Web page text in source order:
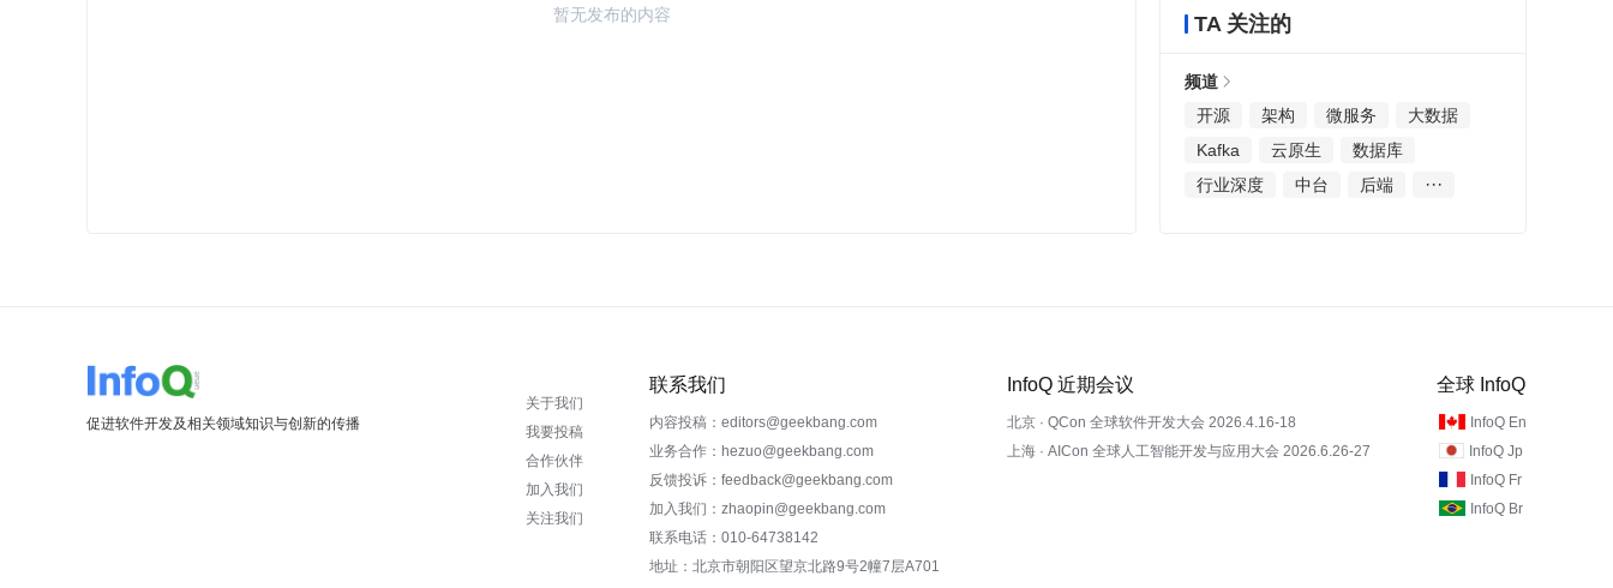
暂无发布的内容 TA 关注的
频道
开源
架构 微服务
大数据
Kafka
云原生
数据库
行业深度
中台 后端 ···
促进软件开发及相关领域知识与创新的传播
关于我们
我要投稿
合作伙伴
加入我们
关注我们
联系我们
内容投稿：editors@geekbang.com
业务合作：hezuo@geekbang.com
反馈投诉：feedback@geekbang.com
加入我们：zhaopin@geekbang.com
联系电话：010-64738142
地址：北京市朝阳区望京北路9号2幢7层A701
InfoQ 近期会议
北京 · QCon 全球软件开发大会 2026.4.16-18
上海 · AICon 全球人工智能开发与应用大会 2026.6.26-27
全球 InfoQ
InfoQ En
InfoQ Jp
InfoQ Fr
InfoQ Br